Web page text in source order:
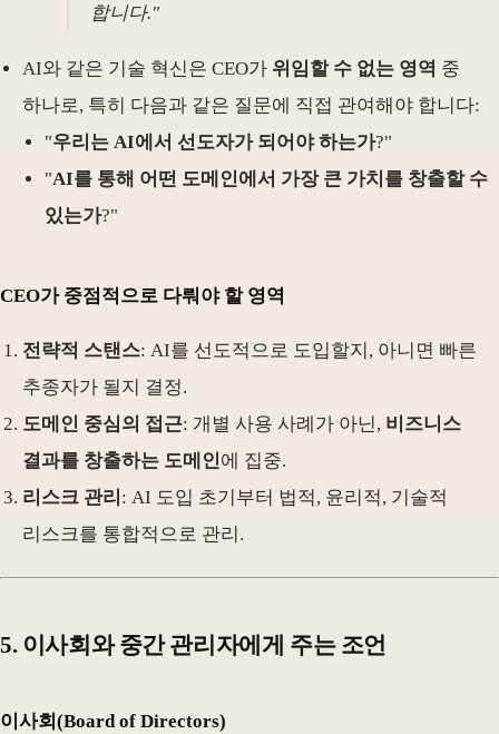
합니다."
AI와 같은 기술 혁신은 CEO가 위임할 수 없는 영역 중
하나로, 특히 다음과 같은 질문에 직접 관여해야 합니다:
"우리는 AI에서 선도자가 되어야 하는가?"
"AI를 통해 어떤 도메인에서 가장 큰 가치를 창출할 수
있는가?"
CEO가 중점적으로 다뤄야 할 영역
전략적 스탠스: AI를 선도적으로 도입할지, 아니면 빠른
추종자가 될지 결정.
도메인 중심의 접근: 개별 사용 사례가 아닌, 비즈니스
결과를 창출하는 도메인에 집중.
리스크 관리 : AI 도입 초기부터 법적, 윤리적, 기술적
리스크를 통합적으로 관리.
5. 이사회와 중간 관리자에게 주는 조언
이사회 (Board of Directors)